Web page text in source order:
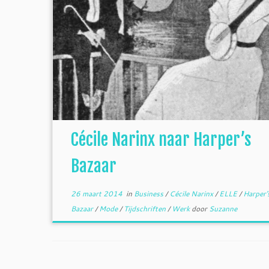
Cécile Narinx naar Harper’s
Bazaar
26 maart 2014in Business/Cécile Narinx/ELLE/
Bazaar/Mode/Tijdschriften/ WerkdoorSuzanne